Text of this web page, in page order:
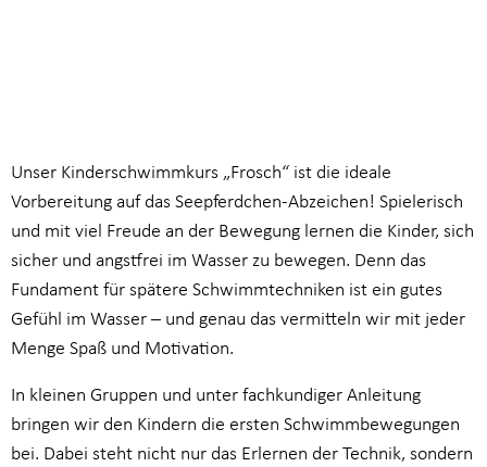
Unser Kinderschwimmkurs „Frosch“ ist die ideale
Vorbereitung auf das Seepferdchen-Abzeichen! Spielerisch
und mit viel Freude an der Bewegung lernen die Kinder, sich
sicher und angstfrei im Wasser zu bewegen. Denn das
Fundament für spätere Schwimmtechniken ist ein gutes
Gefühl im Wasser – und genau das vermitteln wir mit jeder
Menge Spaß und Motivation.
In kleinen Gruppen und unter fachkundiger Anleitung
bringen wir den Kindern die ersten Schwimmbewegungen
bei. Dabei steht nicht nur das Erlernen der Technik, sondern